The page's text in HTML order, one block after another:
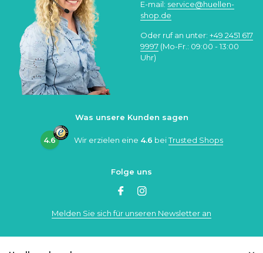
E-mail: service@huellen-
shop.de
Oder ruf an unter: +49 2451 617
9997 (Mo-Fr.: 09:00 - 13:00
Uhr)
Was unsere Kunden sagen
4.6 Wir erzielen eine 4.6 beiTrusted Shops
Folge uns
Melden Sie sich für unseren Newsletter an